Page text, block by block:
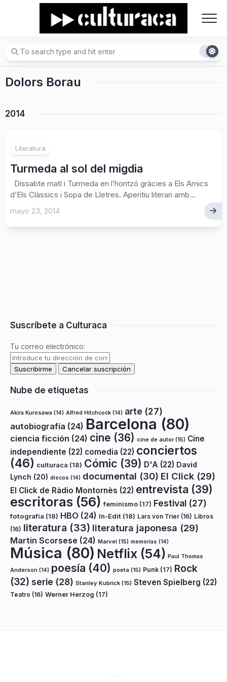
Dolors Borau
2014
Literatura
Turmeda al sol del migdia
Dissabte matí i Turmeda en l’horitzó gràcies a Els Amics
d’Els Clàssics i Sopa de Lletres. Aperitiu literari amb...
mayo 23, 2014
Suscríbete a Culturaca
Tu correo electrónico:
Nube de etiquetas
Akira Kurosawa (14) Alfred Hitchcock (14) arte (27)
autobiografía (24) Barcelona (80)
ciencia ficción (24) cine (36) cine de autor(15) Cine
independiente (22) comedia (22) conciertos
(46) culturaca (18) Cómic (39) D'A (22) David
Lynch (20) discos (14) documental (30) El Click (29)
El Click de Ràdio Montornès (22) entrevista (39)
escritoras (56) feminismo (17) Festival (27)
fotografía (18) HBO (24) In-Edit (18) Lars von Trier (16) Libros
(16) literatura (33) literatura japonesa (29)
Martin Scorsese (24) Marvel (15) memorias (14)
Música (80) Netflix (54) Paul Thomas
Anderson (14) poesía (40) poeta (15) Punk (17) Rock
(32) serie (28) Stanley Kubrick (15) Steven Spielberg (22)
Teatro (16) Werner Herzog (17)